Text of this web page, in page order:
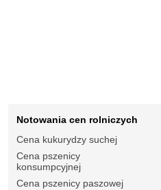
Notowania cen rolniczych
Cena kukurydzy suchej
Cena pszenicy
konsumpcyjnej
Cena pszenicy paszowej